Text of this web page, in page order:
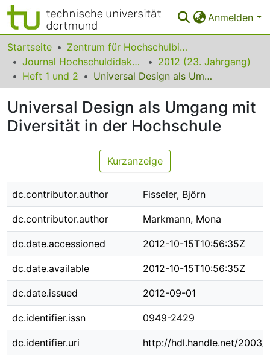
Anmelden
Bereiche & Sammlungen
Das gesamte Repositorium
FAQ
Zurück zur Startseite
Startseite
Zentrum für Hochschulbildung (zhb)
Journal Hochschuldidaktik
2012 (23. Jahrgang)
Heft 1 und 2
Universal Design als Umgang mit Diversität in der Hochschule
Universal Design als Umgang mit
Diversität in der Hochschule
Kurzanzeige
dc.contributor.author Fisseler, Björn
dc.contributor.author Markmann, Mona
dc.date.accessioned 2012-10-15T10:56:35Z
dc.date.available 2012-10-15T10:56:35Z
dc.date.issued 2012-09-01
dc.identifier.issn 0949-2429
dc.identifier.uri http://hdl.handle.net/2003/